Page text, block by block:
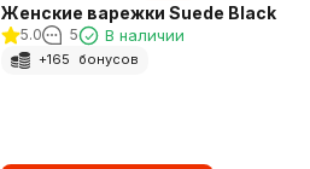
Женские варежки Suede Black
5.0 5 В наличии
+165 бонусов